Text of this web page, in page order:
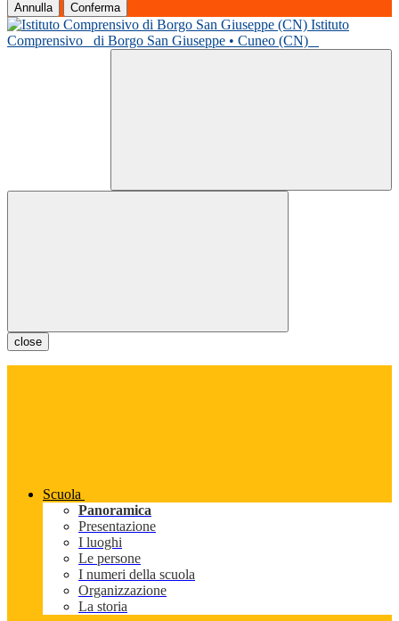
Annulla Conferma
Istituto
Comprensivo
di Borgo San Giuseppe • Cuneo (CN)
close
Scuola
Panoramica
Presentazione
I luoghi
Le persone
I numeri della scuola
Organizzazione
La storia